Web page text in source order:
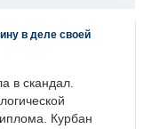
в деле своей
в скандал.
Курбан